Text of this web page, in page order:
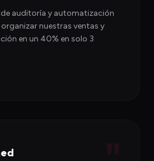
auditoría y automatización
nuestras ventas y
en un 40% en solo 3